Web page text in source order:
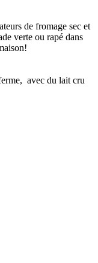
de fromage sec et
verte ou rapé dans
avec du lait cru